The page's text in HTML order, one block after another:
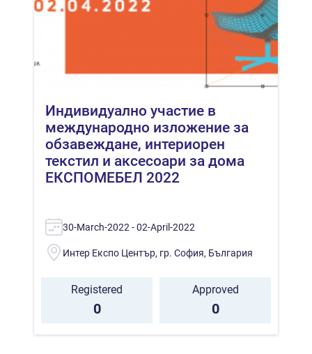
Индивидуално участие в
международно изложение за
обзавеждане, интериорен
текстил и аксесоари за дома
ЕКСПОМЕБЕЛ 2022
30-March-2022 - 02-April-2022
Интер Експо Център, гр. София, България
Registered
0
Approved
0